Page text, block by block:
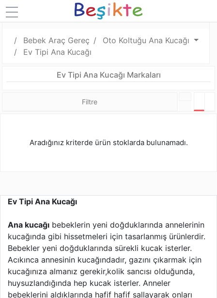
Bebek Araç Gereç
Oto Koltuğu Ana Kucağı
Ev Tipi Ana Kucağı
Ev Tipi Ana Kucağı Markaları
Filtre
Aradığınız kriterde ürün stoklarda bulunamadı.
Ev Tipi Ana Kucağı
Ana kucağı bebeklerin yeni doğduklarında annelerinin
kucağında gibi hissetmeleri için tasarlanmış ürünlerdir.
Bebekler yeni doğduklarında sürekli kucak isterler.
Acıkınca annesinin kucağındadır, gazını çıkarmak için
kucağınıza almanız gerekir,kolik sancısı olduğunda,
huysuzlandığında hep kucak isterler. Anneler
bebeklerini aldıklarında hafif hafif sallayarak onları